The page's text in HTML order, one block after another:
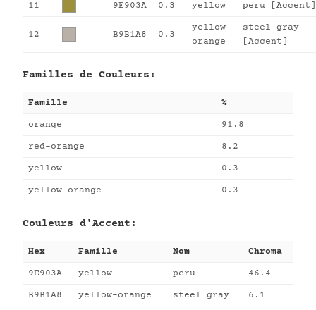
11 9E903A 0.3 yellow peru [Accent]
12 B9B1A8 0.3
yellow-
orange
steel gray
[Accent]
Familles de Couleurs:
Famille %
orange 91.8
red-orange 8.2
yellow 0.3
yellow-orange 0.3
Couleurs d'Accent:
Hex Famille Nom Chroma
9E903A yellow peru 46.4
B9B1A8 yellow-orange steel gray 6.1